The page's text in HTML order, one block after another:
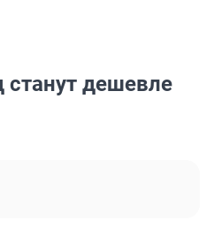
станут дешевле